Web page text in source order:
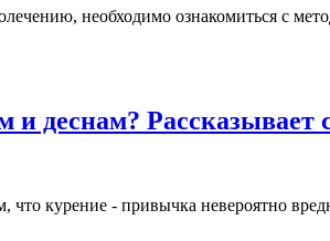
необходимо ознакомиться с
и деснам? Рассказывает
что курение - привычка невероятно